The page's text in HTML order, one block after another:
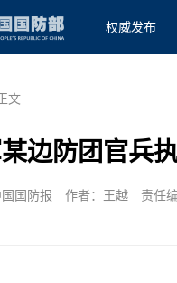
权威发布
文
边防团官兵
国防报 作者：王越 责任